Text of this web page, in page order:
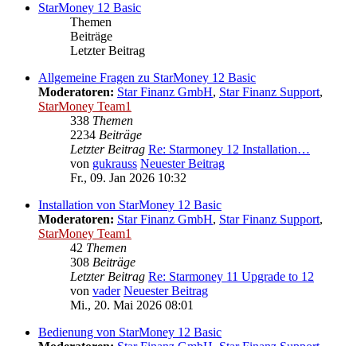
StarMoney 12 Basic
Themen
Beiträge
Letzter Beitrag
Allgemeine Fragen zu StarMoney 12 Basic
Moderatoren: Star Finanz GmbH, Star Finanz Support,
StarMoney Team1
338 Themen
2234 Beiträge
Letzter Beitrag Re: Starmoney 12 Installation…
von gukrauss Neuester Beitrag
Fr., 09. Jan 2026 10:32
Installation von StarMoney 12 Basic
Moderatoren: Star Finanz GmbH, Star Finanz Support,
StarMoney Team1
42 Themen
308 Beiträge
Letzter Beitrag Re: Starmoney 11 Upgrade to 12
von vader Neuester Beitrag
Mi., 20. Mai 2026 08:01
Bedienung von StarMoney 12 Basic